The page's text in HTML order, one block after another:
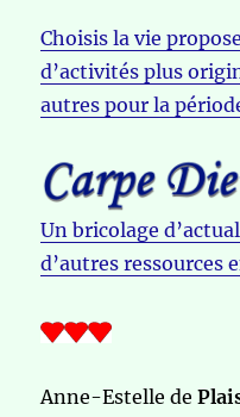
Choisis la vie
d’activités plus
autres pour la
Un bricolage
d’autres ressources
Anne-Estelle de